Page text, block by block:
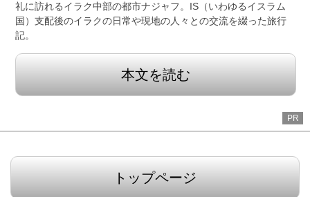
礼に訪れるイラク中部の都市ナジャフ。IS（いわゆるイスラム
国）支配後のイラクの日常や現地の人々との交流を綴った旅行
記。
本文を読む
PR
トップページ